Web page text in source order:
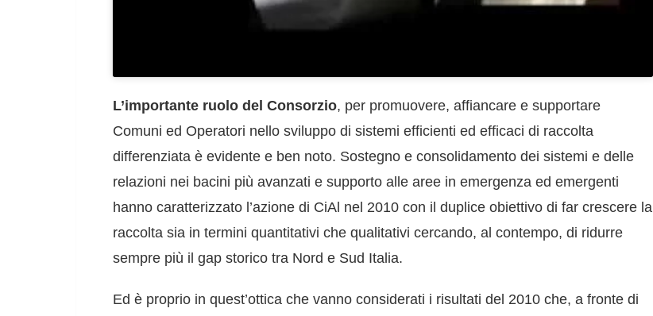
L’importante ruolo del Consorzio, per promuovere, affiancare e supportare
Comuni ed Operatori nello sviluppo di sistemi efficienti ed efficaci di raccolta
differenziata è evidente e ben noto. Sostegno e consolidamento dei sistemi e delle
relazioni nei bacini più avanzati e supporto alle aree in emergenza ed emergenti
hanno caratterizzato l’azione di CiAl nel 2010 con il duplice obiettivo di far crescere la
raccolta sia in termini quantitativi che qualitativi cercando, al contempo, di ridurre
sempre più il gap storico tra Nord e Sud Italia.
Ed è proprio in quest’ottica che vanno considerati i risultati del 2010 che, a fronte di